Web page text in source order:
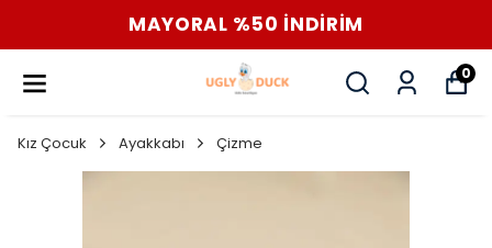
MAYORAL %50 İNDİRİM
0
Kız Çocuk Ayakkabı Çizme